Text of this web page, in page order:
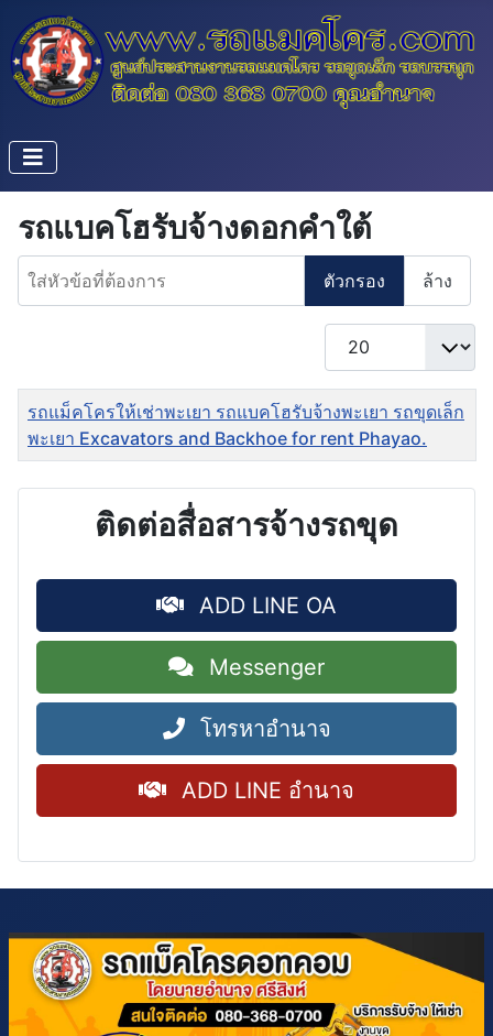
รถแบคโฮรับจ้างดอกคำใต้
ใส่หัวข้อที่ต้องการ
ตัวกรอง ล้าง
แสดง #
ชื่อ
รถแม็คโครให้เช่าพะเยา รถแบคโฮรับจ้างพะเยา รถขุดเล็ก
พะเยา Excavators and Backhoe for rent Phayao.
ติดต่อสื่อสารจ้างรถขุด
ADD LINE OA
Messenger
โทรหาอำนาจ
ADD LINE อำนาจ